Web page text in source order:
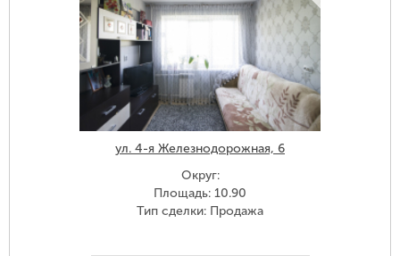
ул. 4-я Железнодорожная, 6
Округ:
Площадь: 10.90
Тип сделки: Продажа